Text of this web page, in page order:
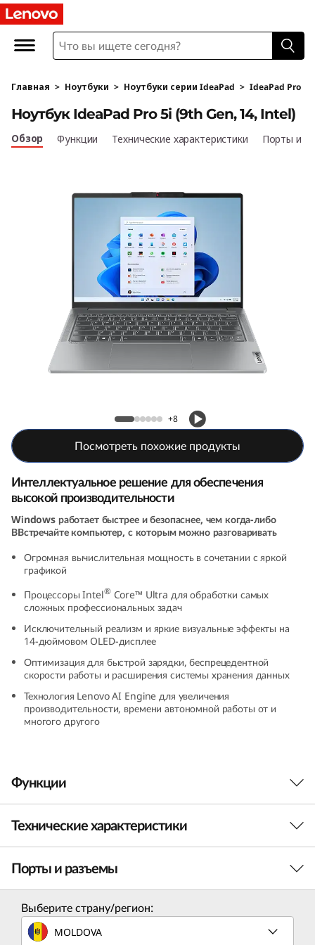
L
n
o
v
5
G
e
n
I
n
e
Главная > Ноутбуки > Ноутбуки серии IdeaPad > IdeaPad Pro
Ноутбук IdeaPad Pro 5i (9th Gen, 14, Intel)
Ноутбук IdeaPad Pro 5i (9th Gen, 14, Intel)
Обзор Функции Технические характеристики Порты и
+8
Посмотреть похожие продукты
Интеллектуальное решение для обеспечения
высокой производительности
Windows работает быстрее и безопаснее, чем когда-либо
ВВстречайте компьютер, с которым можно разговаривать
Огромная вычислительная мощность в сочетании с яркой
графикой
Процессоры Intel® Core™ Ultra для обработки самых
сложных профессиональных задач
Исключительный реализм и яркие визуальные эффекты на
14-дюймовом OLED-дисплее
Оптимизация для быстрой зарядки, беспрецедентной
скорости работы и расширения системы хранения данных
Технология Lenovo AI Engine для увеличения
производительности, времени автономной работы от и
многого другого
Функции
Технические характеристики
ПРОИЗВОДИТЕЛЬНОСТЬ
Процессор
ПроцессорIntel
Core™ Ultra 9 185H 14-го поколения
Порты и разъемы
Выберите страну/регион:
MOLDOVA